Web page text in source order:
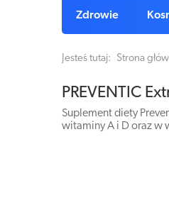
Zdrowie
Jesteś tutaj: Strona
PREVENTIC
Suplement diety
witaminy A i D oraz w